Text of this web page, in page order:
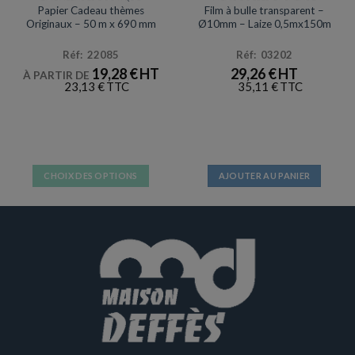
Papier Cadeau thèmes
Originaux – 50 m x 690 mm
Réf: 22085
À PARTIR DE 19,28€
23,13 €
CHOIX DES OPTIONS
plusieurs
variations.
Les
options
peuvent
être
choisies
Film à bulle transparent –
Ø10mm – Laize 0,5mx150m
Réf: 03202
29,26€
35,11 €
AJOUTER AU PANIER